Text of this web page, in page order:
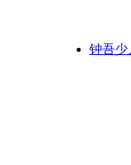
钟吾少